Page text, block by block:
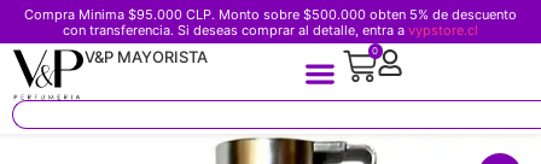
Compra Minima $95.000 CLP. Monto sobre $500.000 obten 5% de descuento
con transferencia. Si deseas comprar al detalle, entra a vypstore.cl
V&P MAYORISTA 0